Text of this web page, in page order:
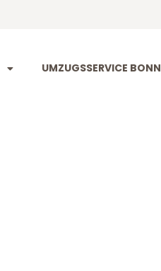
UMZUGSSERVICE BONN